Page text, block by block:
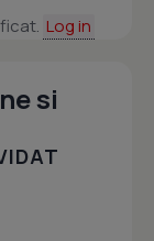
Log in
si